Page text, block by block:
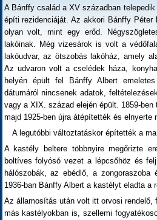
A Bánffy család a XV században
építi rezidenciáját. Az akkori Bánffy Péter
olyan volt, mint egy erőd.
lakóinak. Még vizesárok is volt a
lakóudvar, az ötszobás lakóház, amely
Az udvaron volt a cselédek háza,
helyén épült fel Bánffy Albert
dátumáról nincsenek adatok,
vagy a XIX. század elején épült. 1859-
majd 1925-ben újra átépítették és elnyerte
A legutóbbi változtatáskor építették a
A kastély beltere többnyire megőrizte
boltíves folyósó vezet a lépcsőhöz és
hálószobák, az ebédlő, a
1936-ban Bánffy Albert a kastélyt eladta a
Az államosítás után volt itt orvosi rendelő,
más kastélyokban is, szellemi